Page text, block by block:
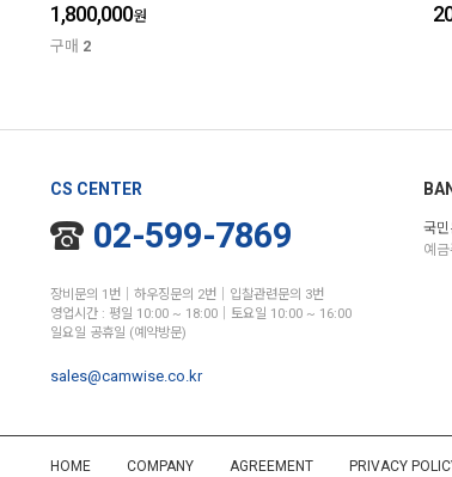
1,800,000원
구매 2
CS CENTER
02-599-7869
장비문의 1번│하우징문의 2번│입찰관련문의 3번
영업시간 : 평일 10:00 ~ 18:00│토요일 10:00 ~ 16:00
일요일 공휴일 (예약방문)
sales@camwise.co.kr
국
예
HOME COMPANY AGREEMENT PRIVACY